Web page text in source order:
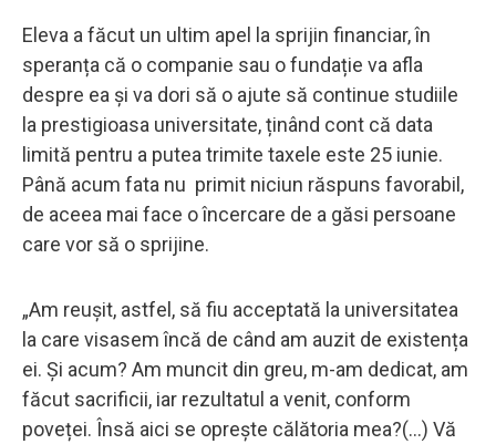
Eleva a făcut un ultim apel la sprijin financiar, în
speranța că o companie sau o fundație va afla
despre ea și va dori să o ajute să continue studiile
la prestigioasa universitate, ținând cont că data
limită pentru a putea trimite taxele este 25 iunie.
Până acum fata nu primit niciun răspuns favorabil,
de aceea mai face o încercare de a găsi persoane
care vor să o sprijine.
„Am reușit, astfel, să fiu acceptată la universitatea
la care visasem încă de când am auzit de existența
ei. Și acum? Am muncit din greu, m-am dedicat, am
făcut sacrificii, iar rezultatul a venit, conform
poveței. Însă aici se oprește călătoria mea?(...) Vă